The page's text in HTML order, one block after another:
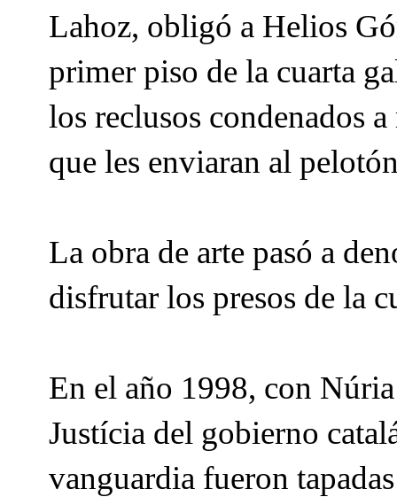
Lahoz, obligó a Helios
primer piso de la cuarta
los reclusos condenados
que les enviaran al
La obra de arte pasó a
disfrutar los presos de la
En el año 1998, con
Justícia del gobierno
vanguardia fueron